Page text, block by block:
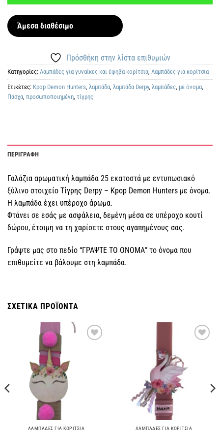
Άμεσα διαθέσιμο
Πρόσθήκη στην λίστα επιθυμιών
Κατηγορίες: Λαμπάδες για γυναίκες και έφηβα κορίτσια Λαμπάδες για κορίτσια
Ετικέτες: Kpop Demon Hunters λαμπάδα λαμπάδα Derpy, λαμπάδες με όνομα
Πάσχα προσωποποιημένη τίγρης
ΠΕΡΙΓΡΑΦΗ
Γαλάζια αρωματική λαμπάδα 25 εκατοστά με εντυπωσιακό
ξύλινο στοιχείο Τίγρης Derpy – Kpop Demon Hunters με όνομα.
Η λαμπάδα έχει υπέροχο άρωμα.
Φτάνει σε εσάς με ασφάλεια, δεμένη μέσα σε υπέροχο κουτί
δώρου, έτοιμη να τη χαρίσετε στους αγαπημένους σας.
Γράψτε μας στο πεδίο “ΓΡΑΨΤΕ ΤΟ ΟΝΟΜΑ” το όνομα που
επιθυμείτε να βάλουμε στη λαμπάδα.
ΣΧΕΤΙΚΑ ΠΡΟΪΟΝΤΑ
ΛΑΜΠΑΔΕΣ ΓΙΑ ΚΟΡΙΤΣΙΑ
επιθυμιών
ΛΑΜΠΑΔΕΣ ΓΙΑ ΚΟΡΙΤΣΙΑ